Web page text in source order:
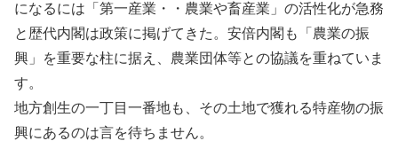
になるには「第一産業・・農業や畜産業」の活性化が急務
と歴代内閣は政策に掲げてきた。安倍内閣も「農業の振
興」を重要な柱に据え、農業団体等との協議を重ねていま
す。
地方創生の一丁目一番地も、その土地で獲れる特産物の振
興にあるのは言を待ちません。